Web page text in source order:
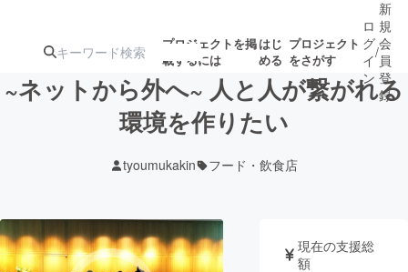
プロジェクトを掲
載するには
はじ
める
プロジェクト
をさがす
ジェクト
募集終了が近いプ
ロジェクト
アート・写真 音楽
ロ
グ
イ
ン
/
新
規
会
員
登
録
~ネットから外へ~ 人と人が繋がれる
環境を作りたい
tyoumukakin フード・飲食店
現在の支援総
額